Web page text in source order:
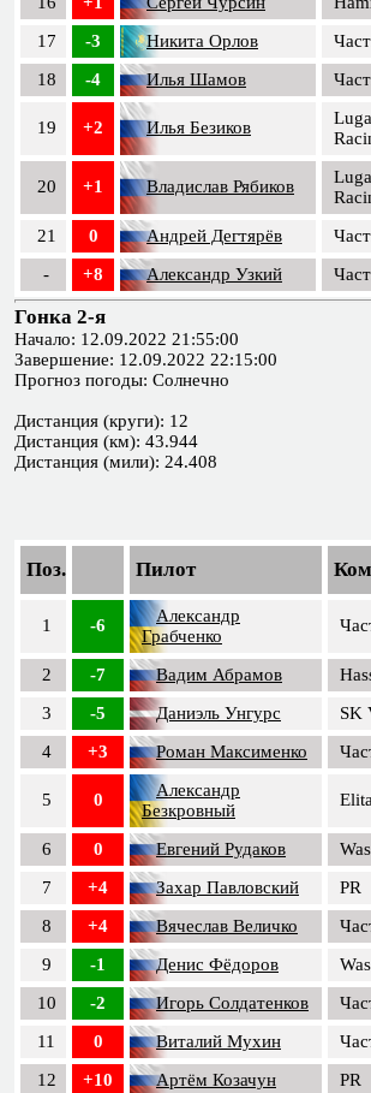
17
-3 Никита Орлов
18
-4 Илья Шамов
19 +2 Илья Безиков
20 +1 Владислав Рябиков
21
0 Андрей Дегтярёв
-
+8 Александр Узкий
Гонка 2-я
Начало: 12.09.2022 21:55:00
Завершение: 12.09.2022 22:15:00
Прогноз погоды: Солнечно
Дистанция (круги): 12
Дистанция (км): 43.944
Дистанция (мили): 24.408
Поз. Пилот
1 -6
Александр
Грабченко
2 -7 Вадим Абрамов
3
-5 Даниэль Унгурс
SK
4
+3 Роман Максименко
5 0
Александр
Безкровный
6 0 Евгений Рудаков
7
+4 Захар Павловский
PR
8
+4 Вячеслав Величко
9
-1 Денис Фёдоров
10
-2 Игорь Солдатенков
11
0 Виталий Мухин
12
+10 Артём Козачун PR